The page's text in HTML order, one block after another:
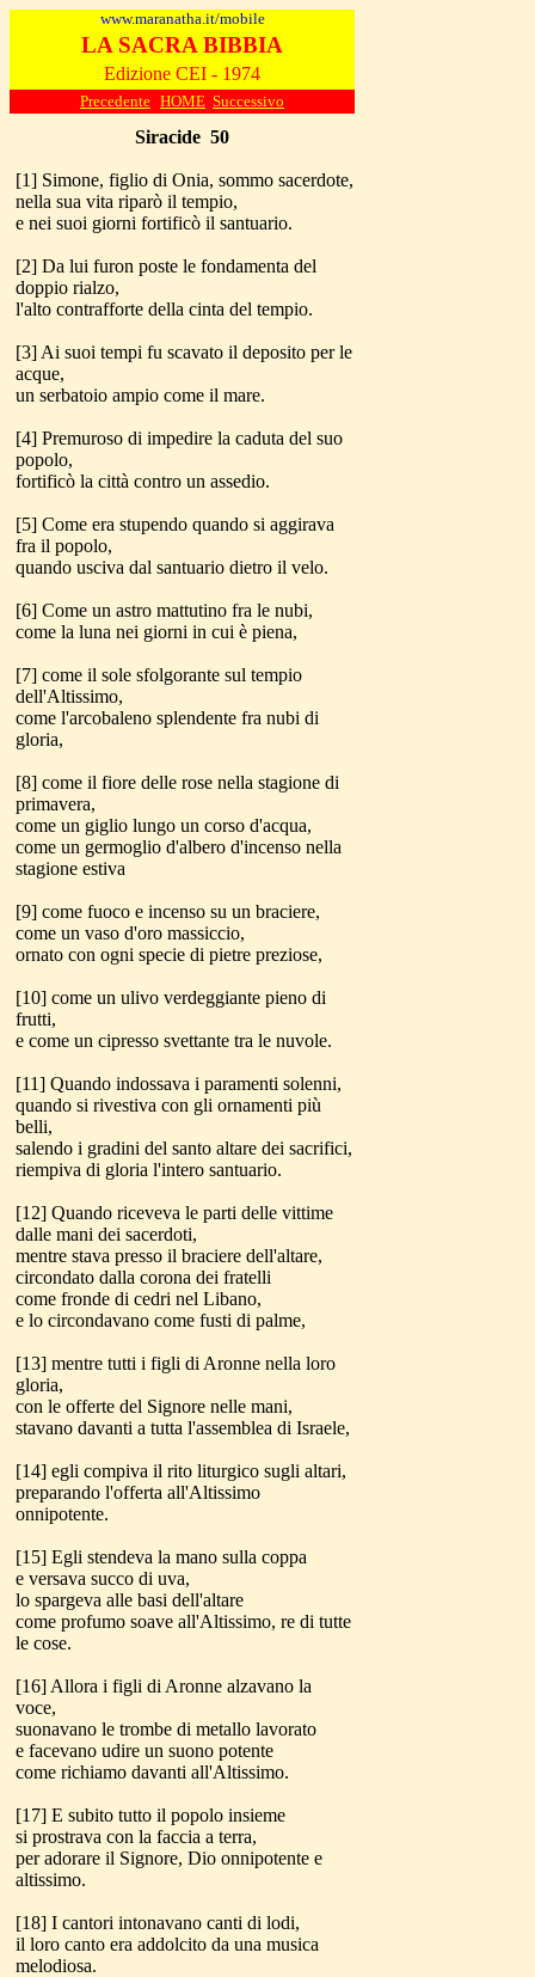
www.maranatha.it/mobile
LA SACRA BIBBIA
Edizione CEI - 1974
Precedente HOME Successivo
Siracide 50
[1] Simone, figlio di Onia, sommo sacerdote,
nella sua vita riparò il tempio,
e nei suoi giorni fortificò il santuario.
[2] Da lui furon poste le fondamenta del
doppio rialzo,
l'alto contrafforte della cinta del tempio.
[3] Ai suoi tempi fu scavato il deposito per le
acque,
un serbatoio ampio come il mare.
[4] Premuroso di impedire la caduta del suo
popolo,
fortificò la città contro un assedio.
[5] Come era stupendo quando si aggirava
fra il popolo,
quando usciva dal santuario dietro il velo.
[6] Come un astro mattutino fra le nubi,
come la luna nei giorni in cui è piena,
[7] come il sole sfolgorante sul tempio
dell'Altissimo,
come l'arcobaleno splendente fra nubi di
gloria,
[8] come il fiore delle rose nella stagione di
primavera,
come un giglio lungo un corso d'acqua,
come un germoglio d'albero d'incenso nella
stagione estiva
[9] come fuoco e incenso su un braciere,
come un vaso d'oro massiccio,
ornato con ogni specie di pietre preziose,
[10] come un ulivo verdeggiante pieno di
frutti,
e come un cipresso svettante tra le nuvole.
[11] Quando indossava i paramenti solenni,
quando si rivestiva con gli ornamenti più
belli,
salendo i gradini del santo altare dei sacrifici,
riempiva di gloria l'intero santuario.
[12] Quando riceveva le parti delle vittime
dalle mani dei sacerdoti,
mentre stava presso il braciere dell'altare,
circondato dalla corona dei fratelli
come fronde di cedri nel Libano,
e lo circondavano come fusti di palme,
[13] mentre tutti i figli di Aronne nella loro
gloria,
con le offerte del Signore nelle mani,
stavano davanti a tutta l'assemblea di Israele,
[14] egli compiva il rito liturgico sugli altari,
preparando l'offerta all'Altissimo
onnipotente.
[15] Egli stendeva la mano sulla coppa
e versava succo di uva,
lo spargeva alle basi dell'altare
come profumo soave all'Altissimo, re di tutte
le cose.
[16] Allora i figli di Aronne alzavano la
voce,
suonavano le trombe di metallo lavorato
e facevano udire un suono potente
come richiamo davanti all'Altissimo.
[17] E subito tutto il popolo insieme
si prostrava con la faccia a terra,
per adorare il Signore, Dio onnipotente e
altissimo.
[18] I cantori intonavano canti di lodi,
il loro canto era addolcito da una musica
melodiosa.